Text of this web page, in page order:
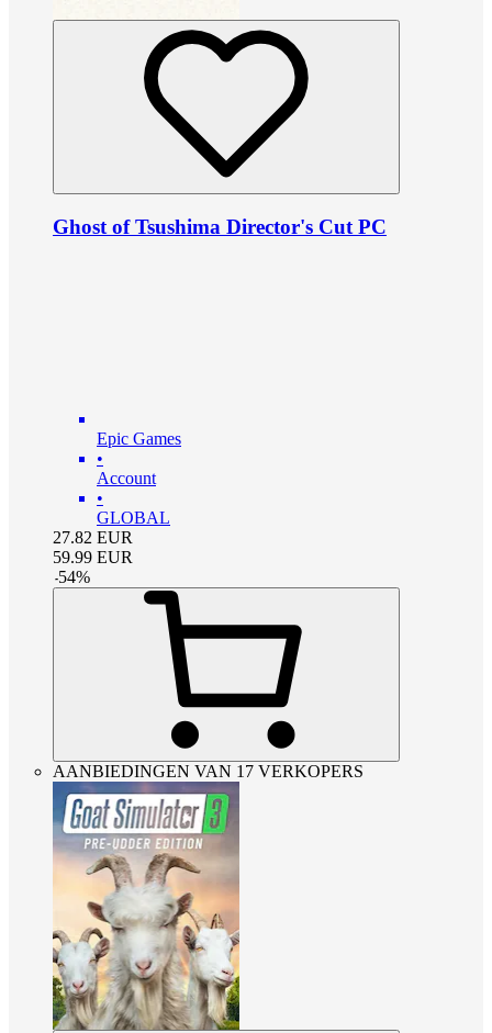
Ghost of Tsushima Director's Cut PC
Epic Games
•
Account
•
GLOBAL
27.82 EUR
59.99 EUR
-54%
AANBIEDINGEN VAN 17 VERKOPERS